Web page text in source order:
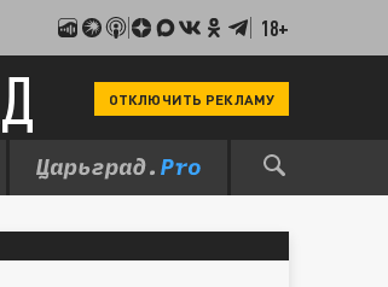
18+
ОТКЛЮЧИТЬ РЕКЛАМУ